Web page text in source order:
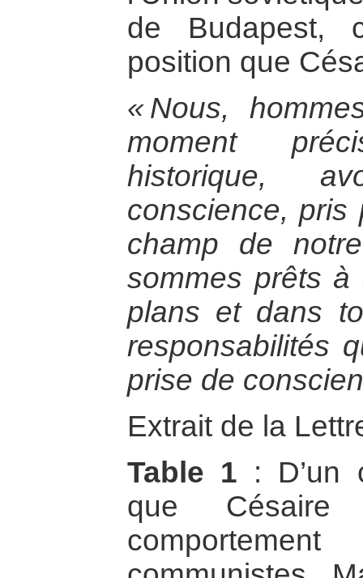
de Budapest,
position que
« Nous,
moment
historique,
conscience, pris
champ de
sommes prêts
plans et dans
responsabilités
prise de
Extrait de la
Table 1 : D’un
que